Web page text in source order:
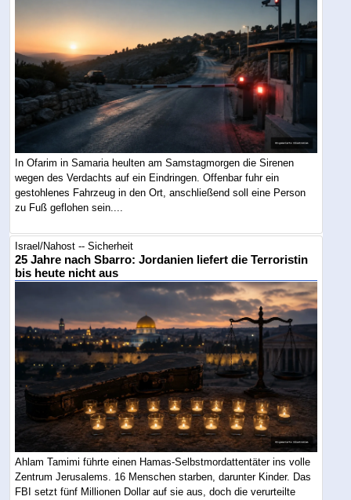
In Ofarim in Samaria heulten am Samstagmorgen die Sirenen
wegen des Verdachts auf ein Eindringen. Offenbar fuhr ein
gestohlenes Fahrzeug in den Ort, anschließend soll eine Person
zu Fuß geflohen sein....
Israel/Nahost -- Sicherheit
25 Jahre nach Sbarro: Jordanien liefert die Terroristin
bis heute nicht aus
Ahlam Tamimi führte einen Hamas-Selbstmordattentäter ins volle
Zentrum Jerusalems. 16 Menschen starben, darunter Kinder. Das
FBI setzt fünf Millionen Dollar auf sie aus, doch die verurteilte